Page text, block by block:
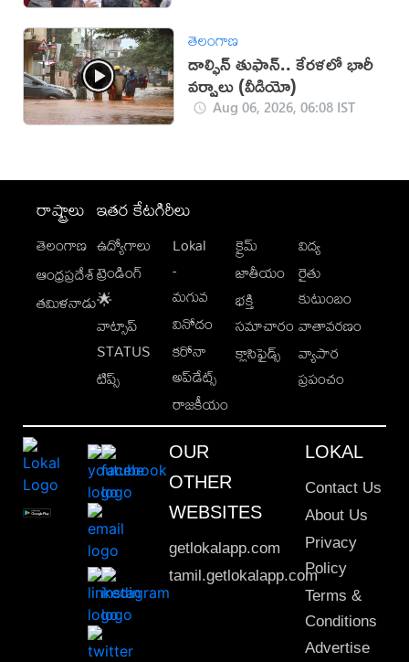
తెలంగాణ
డాల్ఫిన్ తుఫాన్.. కేరళలో భారీ
వర్షాలు (వీడియో)
Aug 06, 2026, 06:08 IST
రాష్ట్రాలు
తెలంగాణ
ఆంధ్రప్రదేశ్
తమిళనాడు
ఇతర కేటగిరీలు
ఉద్యోగాలు
ట్రెండింగ్
🌟
వాట్సాప్
STATUS
టిప్స్
Lokal
-
మగువ
వినోదం
కరోనా
అప్‌డేట్స్
రాజకీయం
క్రైమ్
జాతీయం
భక్తి
సమాచారం
క్లాసిఫైడ్స్
విద్య
రైతు
కుటుంబం
వాతావరణం
వ్యాపార
ప్రపంచం
OUR
OTHER
WEBSITES
getlokalapp.com
tamil.getlokalapp.com
LOKAL
Contact Us
About Us
Privacy
Policy
Terms &
Conditions
Advertise